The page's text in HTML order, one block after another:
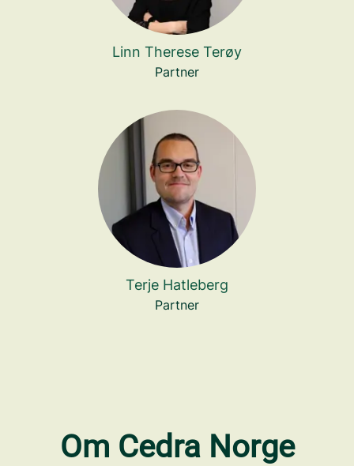
Linn Therese Terøy
Partner
Terje Hatleberg
Partner
Om Cedra Norge